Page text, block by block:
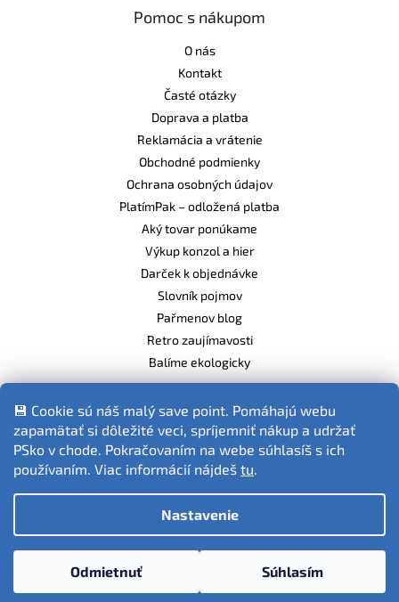
💾 Cookie sú náš malý save point. Pomáhajú webu
zapamätať si dôležité veci, spríjemniť nákup a udržať
PSko v chode. Pokračovaním na webe súhlasíš s ich
používaním. Viac informácií nájdeš tu.
Nastavenie
Odmietnuť Súhlasím
Pomoc s nákupom
O nás
Kontakt
Časté otázky
Doprava a platba
Reklamácia a vrátenie
Obchodné podmienky
Ochrana osobných údajov
PlatímPak – odložená platba
Aký tovar ponúkame
Výkup konzol a hier
Darček k objednávke
Slovník pojmov
Pařmenov blog
Retro zaujímavosti
Balíme ekologicky
Fotografie produktov sú ilustračné.
Vytvoril Shoptet
Copyright 2026 . Všetky práva vyhradené.